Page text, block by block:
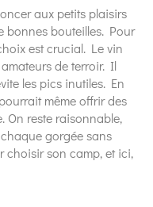
aux petits plaisirs
bonnes bouteilles. Pour
est crucial. Le vin
de terroir. Il
les pics inutiles. En
même offrir des
On reste raisonnable,
gorgée sans
choisir son camp, et ici,